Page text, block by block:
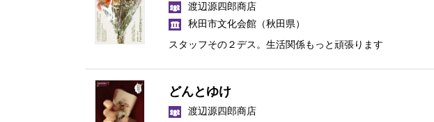
渡辺源四郎商店
秋田市文化会館 （秋田県）
スタッフその２デス。生活関係もっと頑張ります
どんとゆけ
渡辺源四郎商店